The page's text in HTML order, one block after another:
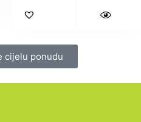
cijelu ponudu